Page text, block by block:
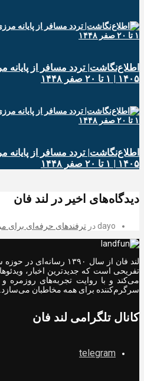
۱۴۰۵ | ۱ تا ۲۰ صفر ۱۴۴۸
۱۴۰۵ | ۱ تا ۲۰ صفر ۱۴۴۸
دیدگاه‌های اخیر در لند فان
dayo در ترفندهای حرفه‌ای برای
لند فان از سال ۱۳۹۰
تفریحی است که جدیدترین اخبار،
می‌کند و با روایت تجربه‌های روزمره
سرگرم‌کننده برای همه مخاطبان می‌سازد.
کانال تلگرامی لند فان
telegram